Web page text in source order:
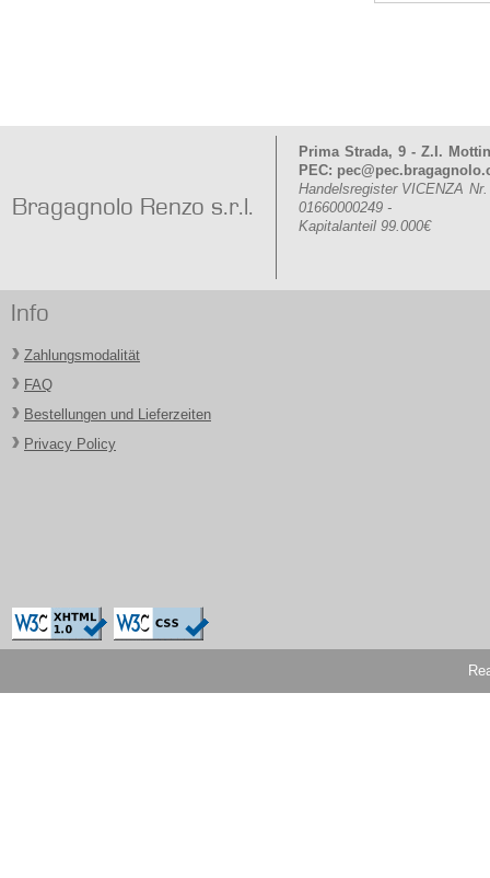
Bragagnolo Renzo s.r.l.
Prima Strada, 9 - Z.I.
PEC:
Handelsregister VICENZA
01660000249 -
Kapitalanteil 99.000€
Info
Zahlungsmodalität
FAQ
Bestellungen und Lieferzeiten
Privacy Policy